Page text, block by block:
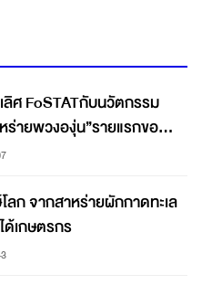
ลิศ FoSTATกับนวัตกรรม
ร่ายพวงองุ่น”รายแรกของ
ลก จากสาหร่ายผักกาดทะเล
ด้เกษตรกร